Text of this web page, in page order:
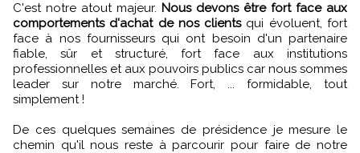
C'est notre atout majeur. Nous devons être fort face aux
comportements d'achat de nos clientsqui évoluent, fort
face à nos fournisseurs qui ont besoin d'un partenaire
fiable, sûr et structuré, fort face aux institutions
professionnelles et aux pouvoirs publics car nous sommes
leader sur notre marché. Fort, ... formidable, tout
simplement !
De ces quelques semaines de présidence je mesure le
chemin qu'il nous reste à parcourir pour faire de notre